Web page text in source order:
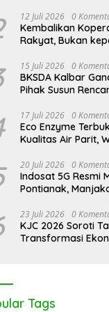
2026: Peringati Hari
Sedunia di
Kolaborasi Lintas
Pentingnya Jaga
Pesisir Kalbar
Sisik Haram
12 Juli 2026 0
Kembalikan
Rakyat, Bukan
15 Juli 2026 0
BKSDA Kalbar
Pihak Susun
Karimata 2027-
17 Juli 2026 0
Eco Enzyme
Kualitas Air Parit,
20 Juli 2026 0
Indosat 5G Resmi
Pontianak,
23 Juli 2026 0
KJC 2026 Soroti
Transformasi
Tags